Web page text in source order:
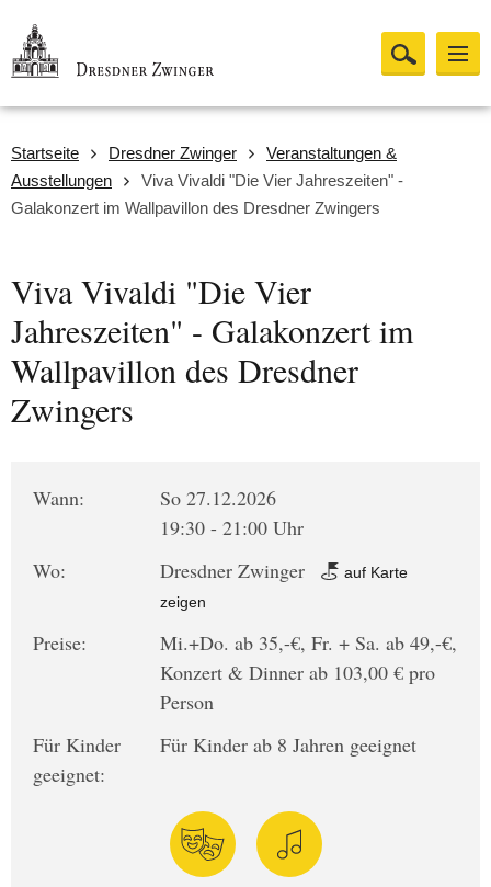
Startseite Dresdner Zwinger
Veranstaltungen &
Ausstellungen
Viva Vivaldi "Die Vier Jahreszeiten" -
Galakonzert im Wallpavillon des Dresdner Zwingers
Viva Vivaldi "Die Vier
Jahreszeiten" - Galakonzert im
Wallpavillon des Dresdner
Zwingers
Wann:
So 27.12.2026
19:30 - 21:00 Uhr
Wo:
Dresdner Zwinger
auf Karte
zeigen
Preise:
Mi.+Do. ab 35,-€, Fr. + Sa. ab 49,-€,
Konzert & Dinner ab 103,00 € pro
Person
Für Kinder
geeignet:
Für Kinder ab 8 Jahren geeignet